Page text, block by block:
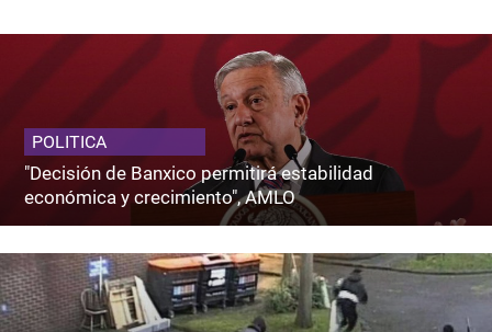
POLITICA
"Decisión de Banxico permitirá estabilidad
económica y crecimiento", AMLO